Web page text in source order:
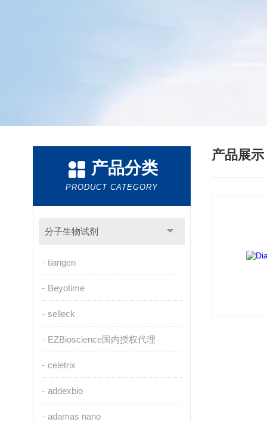
产品分类
PRODUCT CATEGORY
分子生物试剂
tiangen
Beyotime
selleck
EZBioscience国内授权代理
celetrix
addexbio
adamas nano
产品展示